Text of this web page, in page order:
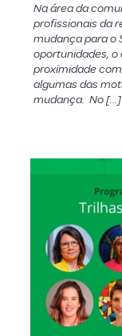
Na área da
profissionais da
mudança para o
oportunidades, o
proximidade
algumas das
mudança. No […]